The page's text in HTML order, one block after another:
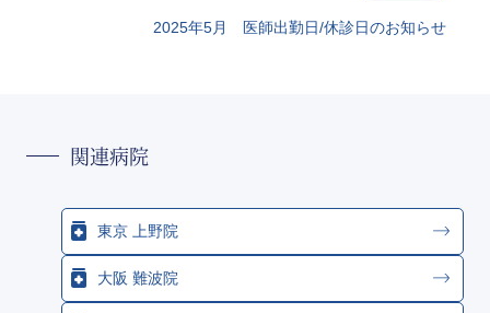
2025年5月 医師出勤日/休診日のお知らせ
関連病院
東京 上野院
大阪 難波院